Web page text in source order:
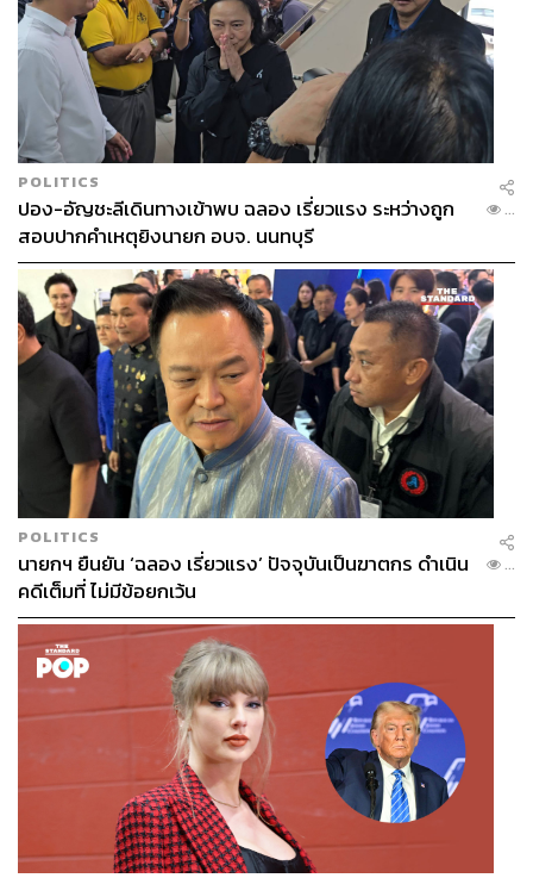
POLITICS
ปอง-อัญชะลีเดินทางเข้าพบ ฉลอง เรี่ยวแรง ระหว่างถูก
สอบปากคำเหตุยิงนายก อบจ. นนทบุรี
...
POLITICS
นายกฯ ยืนยัน ‘ฉลอง เรี่ยวแรง’ ปัจจุบันเป็นฆาตกร ดำเนิน
คดีเต็มที่ ไม่มีข้อยกเว้น
...